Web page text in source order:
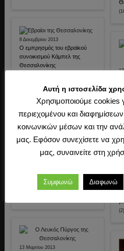
8 Δεκεμβρίου 2013
Ο εμπρησμός του εβραϊκού
συνοικισμού Κάμπελ της
Θεσσαλονίκης
Η Ελλάδα στα σχολικά
εγχειρίδια της Τουρκίας
13 Μαρτίου 2013
(2)
Αυτή η ιστοσελίδα
Χρησιμοποιούμε cookies
περιεχομένου και
κοινωνικών μέσων και την
μας. Εφόσον συνεχίσετε να
μας, συναινείτε στη
Συμφωνώ Διαφωνώ